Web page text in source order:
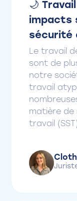
🌙
impacts
sécurité
Le travail
sont de
notre
travail
matière de
travail